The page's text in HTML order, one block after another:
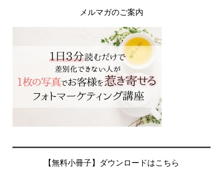
メルマガのご案内
【無料小冊子】ダウンロードはこちら